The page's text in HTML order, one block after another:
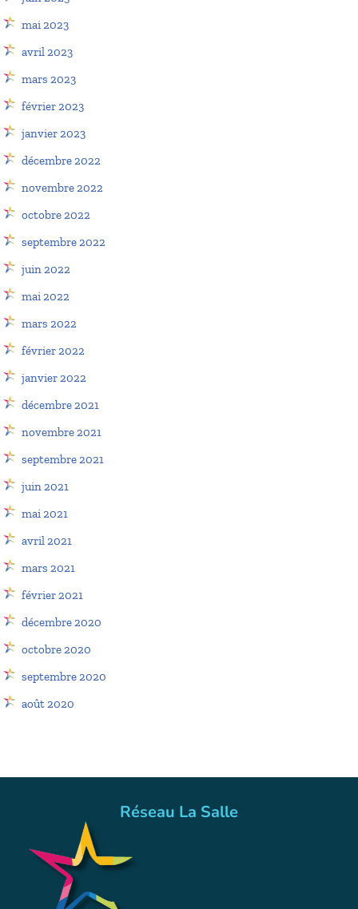
mai 2023
avril 2023
mars 2023
février 2023
janvier 2023
décembre 2022
novembre 2022
octobre 2022
septembre 2022
juin 2022
mai 2022
mars 2022
février 2022
janvier 2022
décembre 2021
novembre 2021
septembre 2021
juin 2021
mai 2021
avril 2021
mars 2021
février 2021
décembre 2020
octobre 2020
septembre 2020
août 2020
Réseau La Salle